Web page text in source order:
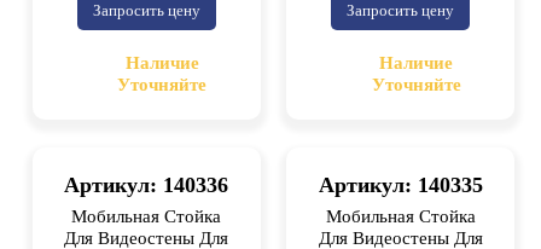
Запросить цену
Наличие
Уточняйте
Запросить цену
Наличие
Уточняйте
Артикул: 140336
Мобильная Стойка
Для Видеостены Для
Артикул: 140335
Мобильная Стойка
Для Видеостены Для